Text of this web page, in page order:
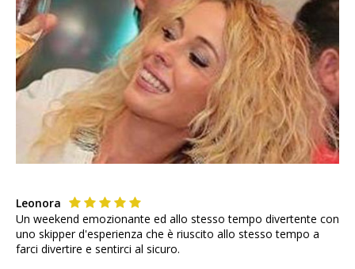
Leonora
Un weekend emozionante ed allo stesso tempo divertente con
uno skipper d'esperienza che è riuscito allo stesso tempo a
farci divertire e sentirci al sicuro.